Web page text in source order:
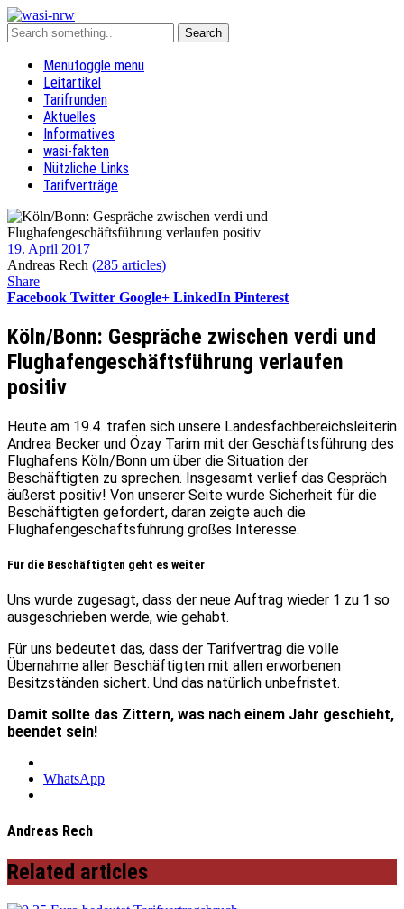
Menutoggle menu
Leitartikel
Tarifrunden
Aktuelles
Informatives
wasi-fakten
Nützliche Links
Tarifverträge
19. April 2017
Andreas Rech (285 articles)
Share
Facebook Twitter Google+ LinkedIn Pinterest
Köln/Bonn: Gespräche zwischen verdi und
Flughafengeschäftsführung verlaufen
positiv
Heute am 19.4. trafen sich unsere Landesfachbereichsleiterin
Andrea Becker und Özay Tarim mit der Geschäftsführung des
Flughafens Köln/Bonn um über die Situation der
Beschäftigten zu sprechen. Insgesamt verlief das Gespräch
äußerst positiv! Von unserer Seite wurde Sicherheit für die
Beschäftigten gefordert, daran zeigte auch die
Flughafengeschäftsführung großes Interesse.
Für die Beschäftigten geht es weiter
Uns wurde zugesagt, dass der neue Auftrag wieder 1 zu 1 so
ausgeschrieben werde, wie gehabt.
Für uns bedeutet das, dass der Tarifvertrag die volle
Übernahme aller Beschäftigten mit allen erworbenen
Besitzständen sichert. Und das natürlich unbefristet.
Damit sollte das Zittern, was nach einem Jahr geschieht,
beendet sein!
WhatsApp
Andreas Rech
Related articles